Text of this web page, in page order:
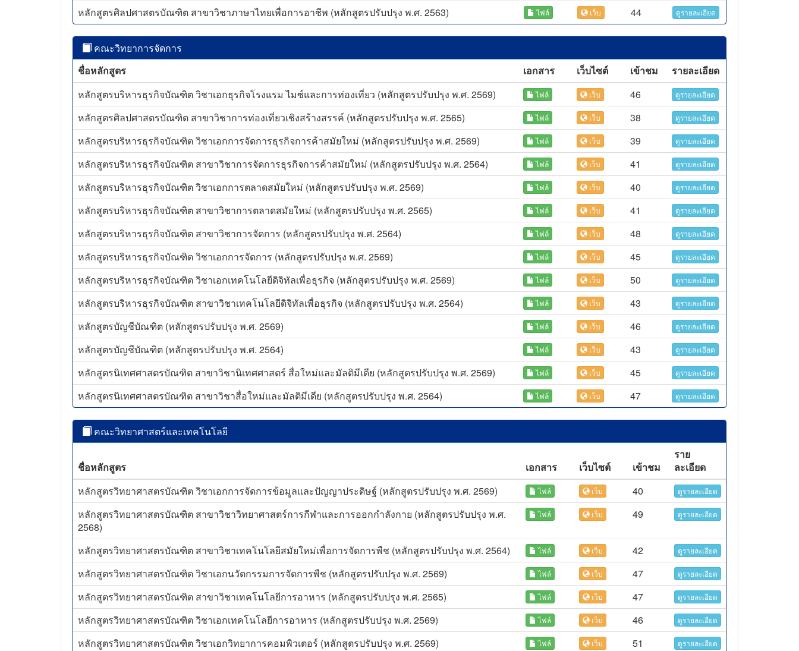
หลักสูตรศิลปศาสตรบัณฑิต สาขาวิชาภาษาไทยเพื่อการอาชีพ (หลักสูตรปรับปรุง พ.ศ. 2563) ไฟล์ เว็บ 44 ดูรายละเอียด
คณะวิทยาการจัดการ
ชื่อหลักสูตร
เอกสาร เว็บไซต์ เข้าชม
รายละเอียด
หลักสูตรบริหารธุรกิจบัณฑิต วิชาเอกธุรกิจโรงแรม ไมซ์และการท่องเที่ยว (หลักสูตรปรับปรุง พ.ศ. 2569)
ไฟล์ เว็บ 46 ดูรายละเอียด
หลักสูตรศิลปศาสตรบัณฑิต สาขาวิชาการท่องเที่ยวเชิงสร้างสรรค์ (หลักสูตรปรับปรุง พ.ศ. 2565) ไฟล์ เว็บ 38 ดูรายละเอียด
หลักสูตรบริหารธุรกิจบัณฑิต วิชาเอกการจัดการธุรกิจการค้าสมัยใหม่ (หลักสูตรปรับปรุง พ.ศ. 2569) ไฟล์ เว็บ 39 ดูรายละเอียด
หลักสูตรบริหารธุรกิจบัณฑิต สาขาวิชาการจัดการธุรกิจการค้าสมัยใหม่ (หลักสูตรปรับปรุง พ.ศ. 2564) ไฟล์ เว็บ 41 ดูรายละเอียด
หลักสูตรบริหารธุรกิจบัณฑิต วิชาเอกการตลาดสมัยใหม่ (หลักสูตรปรับปรุง พ.ศ. 2569) ไฟล์ เว็บ 40 ดูรายละเอียด
หลักสูตรบริหารธุรกิจบัณฑิต สาขาวิชาการตลาดสมัยใหม่ (หลักสูตรปรับปรุง พ.ศ. 2565) ไฟล์ เว็บ 41 ดูรายละเอียด
หลักสูตรบริหารธุรกิจบัณฑิต สาขาวิชาการจัดการ (หลักสูตรปรับปรุง พ.ศ. 2564) ไฟล์ เว็บ 48 ดูรายละเอียด
หลักสูตรบริหารธุรกิจบัณฑิต วิชาเอกการจัดการ (หลักสูตรปรับปรุง พ.ศ. 2569) ไฟล์ เว็บ 45 ดูรายละเอียด
หลักสูตรบริหารธุรกิจบัณฑิต วิชาเอกเทคโนโลยีดิจิทัลเพื่อธุรกิจ (หลักสูตรปรับปรุง พ.ศ. 2569) ไฟล์ เว็บ 50 ดูรายละเอียด
หลักสูตรบริหารธุรกิจบัณฑิต สาขาวิชาเทคโนโลยีดิจิทัลเพื่อธุรกิจ (หลักสูตรปรับปรุง พ.ศ. 2564) ไฟล์ เว็บ 43 ดูรายละเอียด
หลักสูตรบัญชีบัณฑิต (หลักสูตรปรับปรุง พ.ศ. 2569) ไฟล์ เว็บ 46 ดูรายละเอียด
หลักสูตรบัญชีบัณฑิต (หลักสูตรปรับปรุง พ.ศ. 2564) ไฟล์ เว็บ 43 ดูรายละเอียด
หลักสูตรนิเทศศาสตรบัณฑิต สาขาวิชานิเทศศาสตร์ สื่อใหม่และมัลติมีเดีย (หลักสูตรปรับปรุง พ.ศ. 2569) ไฟล์ เว็บ 45 ดูรายละเอียด
หลักสูตรนิเทศศาสตรบัณฑิต สาขาวิชาสื่อใหม่และมัลติมีเดีย (หลักสูตรปรับปรุง พ.ศ. 2564) ไฟล์ เว็บ 47 ดูรายละเอียด
คณะวิทยาศาสตร์และเทคโนโลยี
ชื่อหลักสูตร เอกสาร เว็บไซต์ เข้าชม
ราย
ละเอียด
หลักสูตรวิทยาศาสตรบัณฑิต วิชาเอกการจัดการข้อมูลและปัญญาประดิษฐ์ (หลักสูตรปรับปรุง พ.ศ. 2569)
ไฟล์ เว็บ 40 ดูรายละเอียด
หลักสูตรวิทยาศาสตรบัณฑิต สาขาวิชาวิทยาศาสตร์การกีฬาและการออกกำลังกาย (หลักสูตรปรับปรุง พ.ศ.
2568)
ไฟล์ เว็บ 49 ดูรายละเอียด
หลักสูตรวิทยาศาสตรบัณฑิต สาขาวิชาเทคโนโลยีสมัยใหม่เพื่อการจัดการพืช (หลักสูตรปรับปรุง พ.ศ. 2564) ไฟล์ เว็บ 42 ดูรายละเอียด
หลักสูตรวิทยาศาสตรบัณฑิต วิชาเอกนวัตกรรมการจัดการพืช (หลักสูตรปรับปรุง พ.ศ. 2569) ไฟล์ เว็บ 47 ดูรายละเอียด
หลักสูตรวิทยาศาสตรบัณฑิต สาขาวิชาเทคโนโลยีการอาหาร (หลักสูตรปรับปรุง พ.ศ. 2565) ไฟล์ เว็บ 47 ดูรายละเอียด
หลักสูตรวิทยาศาสตรบัณฑิต วิชาเอกเทคโนโลยีการอาหาร (หลักสูตรปรับปรุง พ.ศ. 2569) ไฟล์ เว็บ 46 ดูรายละเอียด
หลักสูตรวิทยาศาสตรบัณฑิต วิชาเอกวิทยาการคอมพิวเตอร์ (หลักสูตรปรับปรุง พ.ศ. 2569) ไฟล์ เว็บ 51 ดูรายละเอียด